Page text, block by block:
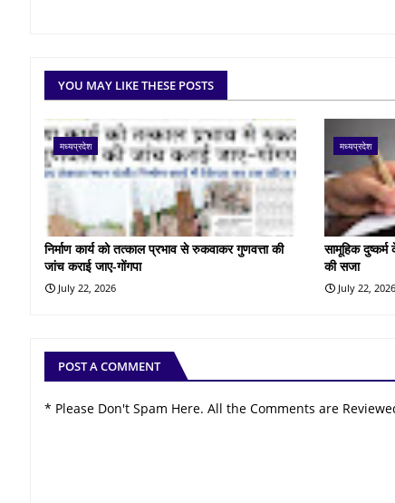
YOU MAY LIKE THESE POSTS
मध्यप्रदेश
निर्माण कार्य को तत्काल प्रभाव से रुकवाकर गुणवत्ता की
जांच कराई जाए-गोंगपा
July 22, 2026
मध्यप्रदेश
सामूहिक
की सजा
July 22, 2026
POST A COMMENT
* Please Don't Spam Here. All the Comments are